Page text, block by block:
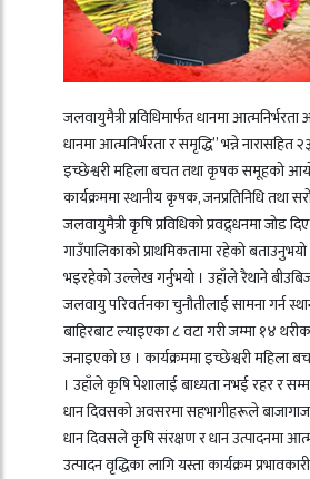
जलवायुमैत्री प्रविधिमार्फत धानमा
धानमा आत्मनिर्भरता र समृद्धि” भन्ने
इच्छेश्वरी महिला बचत तथा कृषक समूहको
कार्यक्रममा स्थानीय कृषक, जनप्रतिनिधि
जलवायुमैत्री कृषि प्रविधिको प्रवद्र्धनमा जोड
गाउँपालिकाको प्राथमिकतामा रहेको
भइरहेको उल्लेख गर्नुभयो । उहाँले रैथाने
जलवायु परिवर्तनका चुनौतीलाई सामना गर्न
बाहिरबाट ल्याइएका ८ वटा गरी जम्मा १४
जनाइएको छ । कार्यक्रममा इच्छेश्वरी महिला
। उहाँले कृषि पेशालाई बाध्यता नभई रहर र
धान दिवसको अवसरमा सहभागीहरूले
धान दिवसले कृषि संरक्षण र धान उत्पादनमा
उत्पादन वृद्धिका लागि यस्ता कार्यक्रम